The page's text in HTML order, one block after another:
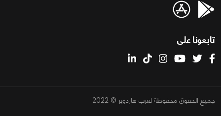
تابعونا على
جميع الحقوق محفوظة لعرب هاردوير © 2022